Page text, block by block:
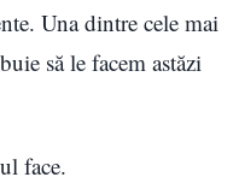
Una dintre cele mai
să le facem astăzi
face.